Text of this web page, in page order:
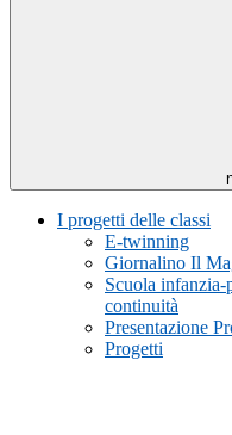
I progetti delle classi
E-twinning
Giornalino Il
Scuola
continuità
Presentazione
Progetti